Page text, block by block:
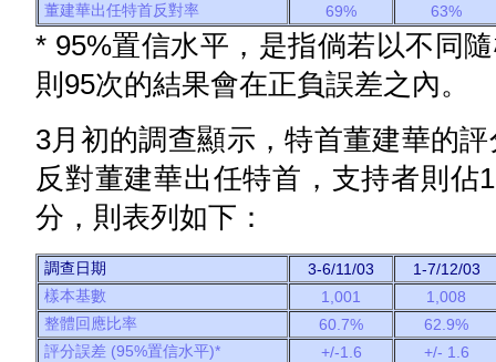
董建華出任特首反對率
69% 63%
* 95%置信水平，是指倘若以不同
則95次的結果會在正負誤差之內。
3月初的調查顯示，特首董建華的
反對董建華出任特首，支持者則
分，則表列如下：
調查日期 3-6/11/03
1-7/12/03
樣本基數
1,001
1,008
整體回應比率
60.7%
62.9%
評分誤差 (95%置信水平)*
+/-1.6
+/- 1.6